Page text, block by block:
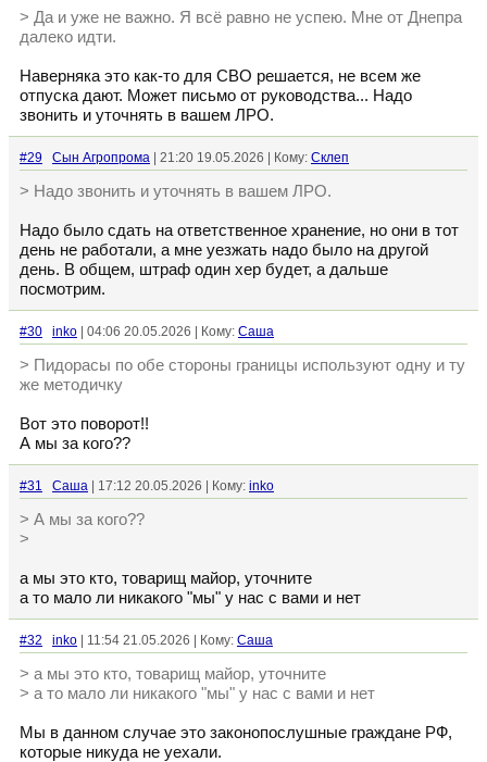
> Да и уже не важно. Я всё равно не успею. Мне от Днепра
далеко идти.
Наверняка это как-то для СВО решается, не всем же
отпуска дают. Может письмо от руководства... Надо
звонить и уточнять в вашем ЛРО.
#29 Сын Агропрома | 21:20 19.05.2026 | Кому: Склеп
> Надо звонить и уточнять в вашем ЛРО.
Надо было сдать на ответственное хранение, но они в тот
день не работали, а мне уезжать надо было на другой
день. В общем, штраф один хер будет, а дальше
посмотрим.
#30 inko | 04:06 20.05.2026 | Кому: Cаша
> Пидорасы по обе стороны границы используют одну и ту
же методичку
Вот это поворот!!
А мы за кого??
#31 Cаша | 17:12 20.05.2026 | Кому: inko
> А мы за кого??
>
а мы это кто, товарищ майор, уточните
а то мало ли никакого "мы" у нас с вами и нет
#32 inko | 11:54 21.05.2026 | Кому: Cаша
> а мы это кто, товарищ майор, уточните
> а то мало ли никакого "мы" у нас с вами и нет
Мы в данном случае это законопослушные граждане РФ,
которые никуда не уехали.